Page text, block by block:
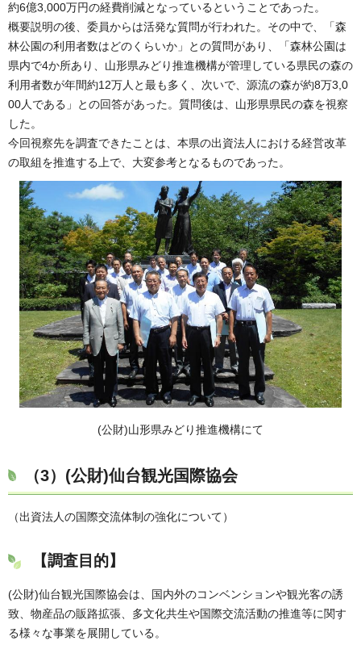
約6億3,000万円の経費削減となっているということであった。
概要説明の後、委員からは活発な質問が行われた。その中で、「森
林公園の利用者数はどのくらいか」との質問があり、「森林公園は
県内で4か所あり、山形県みどり推進機構が管理している県民の森の
利用者数が年間約12万人と最も多く、次いで、源流の森が約8万3,0
00人である」との回答があった。質問後は、山形県県民の森を視察
した。
今回視察先を調査できたことは、本県の出資法人における経営改革
の取組を推進する上で、大変参考となるものであった。
(公財)山形県みどり推進機構にて
（3） (公財)仙台観光国際協会
（出資法人の国際交流体制の強化について）
【調査目的】
(公財)仙台観光国際協会は、国内外のコンベンションや観光客の誘
致、物産品の販路拡張、多文化共生や国際交流活動の推進等に関す
る様々な事業を展開している。